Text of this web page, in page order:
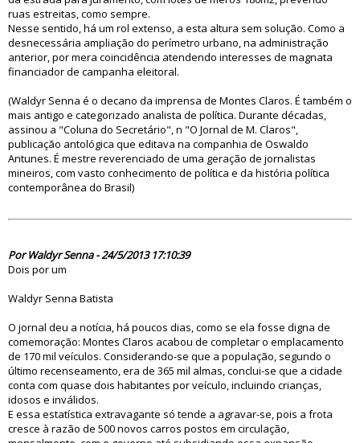
ruas estreitas, como sempre.
Nesse sentido, há um rol extenso, a esta altura sem solução. Como a
desnecessária ampliação do perímetro urbano, na administração
anterior, por mera coincidência atendendo interesses de magnata
financiador de campanha eleitoral.
(Waldyr Senna é o decano da imprensa de Montes Claros. É também o
mais antigo e categorizado analista de política. Durante décadas,
assinou a "Coluna do Secretário", n "O Jornal de M. Claros",
publicação antológica que editava na companhia de Oswaldo
Antunes. É mestre reverenciado de uma geração de jornalistas
mineiros, com vasto conhecimento de política e da história política
contemporânea do Brasil)
Por Waldyr Senna - 24/5/2013 17:10:39
Dois por um
Waldyr Senna Batista
O jornal deu a notícia, há poucos dias, como se ela fosse digna de
comemoração: Montes Claros acabou de completar o emplacamento
de 170 mil veículos. Considerando-se que a população, segundo o
último recenseamento, era de 365 mil almas, conclui-se que a cidade
conta com quase dois habitantes por veículo, incluindo crianças,
idosos e inválidos.
E essa estatística extravagante só tende a agravar-se, pois a frota
cresce à razão de 500 novos carros postos em circulação,